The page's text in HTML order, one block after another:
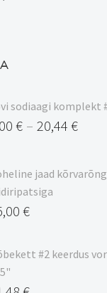
sodiaagi komplekt
€ – 20,44 €
€
€
jaad
€.
€
#2 keerdus